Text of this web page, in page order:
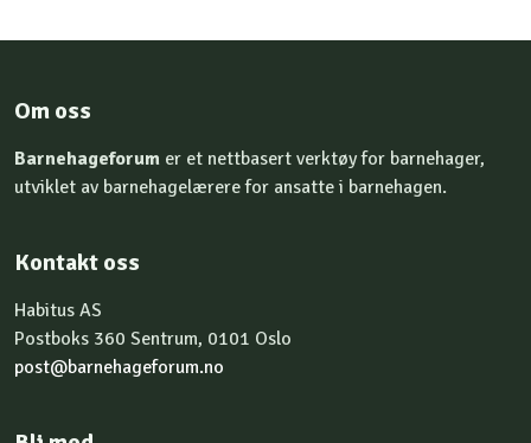
Om oss
Barnehageforum er et nettbasert verktøy for barnehager,
utviklet av barnehagelærere for ansatte i barnehagen.
Kontakt oss
Habitus AS
Postboks 360 Sentrum, 0101 Oslo
post@barnehageforum.no